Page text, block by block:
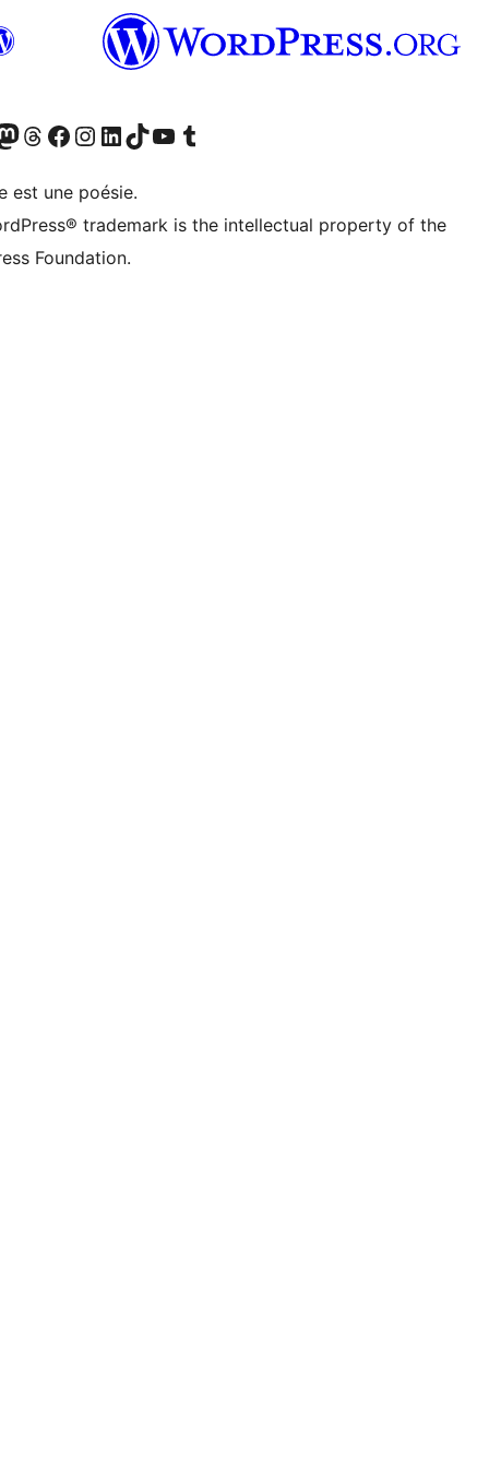
Twitter)
compte Bluesky
notre compte Mastodon
Visiter notre compte Threads
Consulter notre compte Facebook
Consulter notre compte Instagram
Consulter notre compte LinkedIn
Visiter notre compte TokTok
Visiter notre chaîne YouTube
Visiter notre compte Tumblr
est une poésie.
trademark is the intellectual property of the
Foundation.